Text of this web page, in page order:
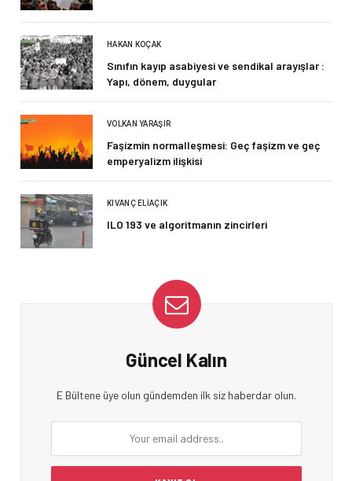
HAKAN KOÇAK
Sınıfın kayıp asabiyesi ve sendikal arayışlar :
Yapı, dönem, duygular
VOLKAN YARAŞIR
Faşizmin normalleşmesi: Geç faşizm ve geç
emperyalizm ilişkisi
KIVANÇ ELIAÇIK
ILO 193 ve algoritmanın zincirleri
Güncel Kalın
E Bültene üye olun gündemden ilk siz haberdar olun.